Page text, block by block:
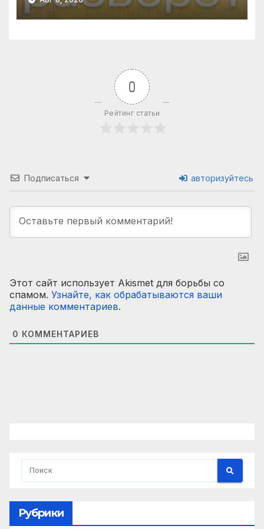
СВО упала до минимума /
Вьюгин
0
Рейтинг статьи
Подписаться авторизуйтесь
Этот сайт использует Akismet для борьбы со
спамом. Узнайте, как обрабатываются ваши
данные комментариев.
0 КОММЕНТАРИЕВ
Рубрики